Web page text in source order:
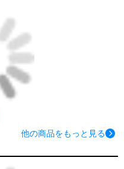
他の商品をもっと見る